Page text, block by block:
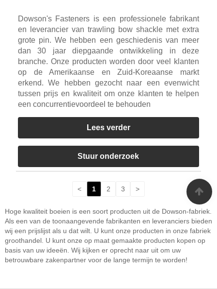
Dowson's Fasteners is een professionele fabrikant
en leverancier van trawling bow shackle met extra
grote pin. We hebben een geschiedenis van meer
dan 30 jaar diepgaande ontwikkeling in deze
branche. Onze producten worden door veel klanten
op de Amerikaanse en Zuid-Koreaanse markt
erkend. We hebben gezocht naar een evenwicht
tussen prijs en kwaliteit om onze klanten te helpen
een concurrentievoordeel te behouden
Lees verder
Stuur onderzoek
< 1 2 3 >
Hoge kwaliteit boeien is een soort producten uit de Dowson-fabriek.
Als een van de toonaangevende fabrikanten en leveranciers bieden
wij een prijslijst als u dat wilt. U kunt onze producten in onze fabriek
groothandel. U kunt onze op maat gemaakte producten kopen op
basis van uw ideeën. Wij kijken er oprecht naar uit om uw
betrouwbare zakenpartner voor de lange termijn te worden!